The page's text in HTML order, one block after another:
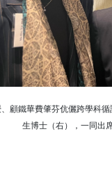
顧鐵華費肇芬伉儷跨學
生博士（右），一同出